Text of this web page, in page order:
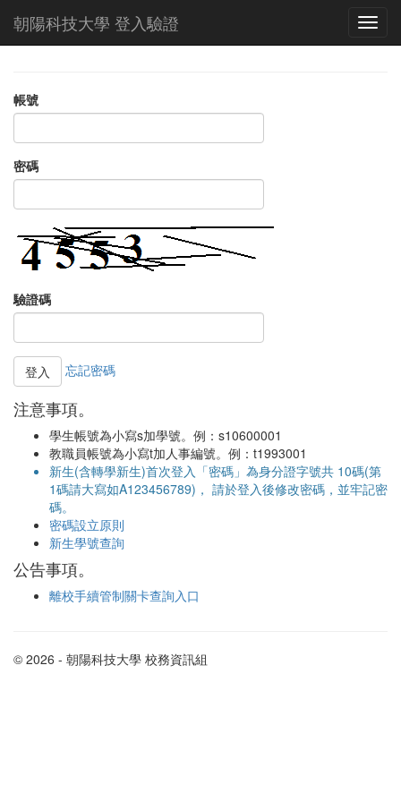
朝陽科技大學 登入驗證
帳號
密碼
驗證碼
忘記密碼
注意事項。
學生帳號為小寫s加學號。例：s10600001
教職員帳號為小寫t加人事編號。例：t1993001
新生(含轉學新生)首次登入「密碼」為身分證字號共 10碼(第
1碼請大寫如A123456789)， 請於登入後修改密碼，並牢記密
碼。
密碼設立原則
新生學號查詢
公告事項。
離校手續管制關卡查詢入口
© 2026 - 朝陽科技大學 校務資訊組